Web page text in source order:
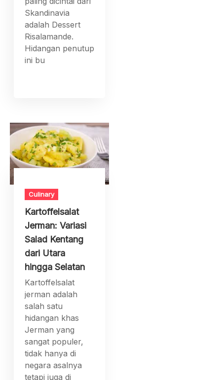
Skandinavia
adalah Dessert
Risalamande.
Hidangan penutup
ini bu
Culinary
Kartoffelsalat
Jerman: Variasi
Salad Kentang
dari Utara
hingga Selatan
Kartoffelsalat
jerman adalah
salah satu
hidangan khas
Jerman yang
sangat populer,
tidak hanya di
negara asalnya
tetapi juga di